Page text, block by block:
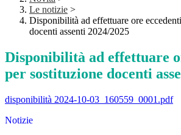
Le notizie >
Disponibilità ad effettuare ore
docenti assenti 2024/2025
Disponibilità ad effettuare
per sostituzione docenti
disponibilità 2024-10-03_160559_0001.pdf
Notizie